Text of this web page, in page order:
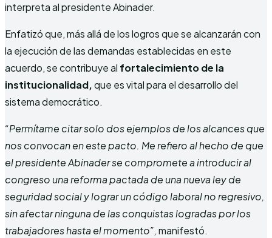
interpreta al presidente Abinader.
Enfatizó que, más allá de los logros que se alcanzarán con
la ejecución de las demandas establecidas en este
acuerdo, se contribuye al fortalecimiento de la
institucionalidad,que es vital para el desarrollo del
sistema democrático.
“Permítame citar solo dos ejemplos de los alcances que
nos convocan en este pacto. Me refiero al hecho de que
el presidente Abinader se compromete a introducir al
congreso una reforma pactada de una nueva ley de
seguridad social y lograr un código laboral no regresivo,
sin afectar ninguna de las conquistas logradas por los
trabajadores hasta el momento”,manifestó.